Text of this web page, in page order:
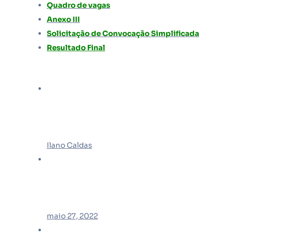
Quadro de vagas
Anexo III
Solicitação de Convocação Simplificada
Resultado Final
Ilano Caldas
maio 27, 2022